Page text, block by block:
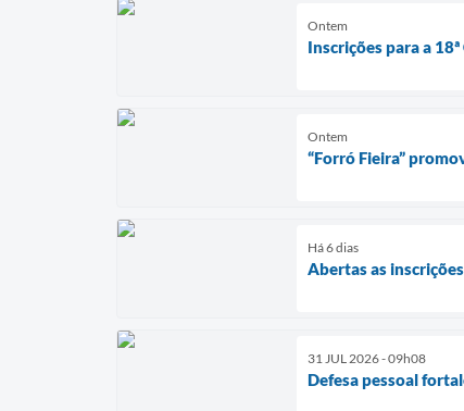
Ontem
Inscrições para a
Ontem
“Forró Fieira”
Há 6 dias
Abertas as
31 JUL 2026 - 09h08
Defesa pessoal